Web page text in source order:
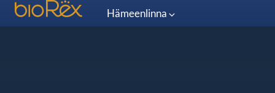
Hämeenlinna